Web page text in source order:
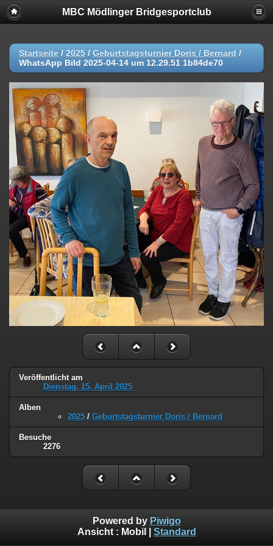
MBC Mödlinger Bridgesportclub
Startseite / 2025 / Geburtstagsturnier Doris / Bernard /
WhatsApp Bild 2025-04-14 um 12.29.51 1b84de70
Veröffentlicht am
Dienstag, 15. April 2025
Alben
2025 / Geburtstagsturnier Doris / Bernard
Besuche
2276
Powered by Piwigo
Ansicht : Mobil Standard